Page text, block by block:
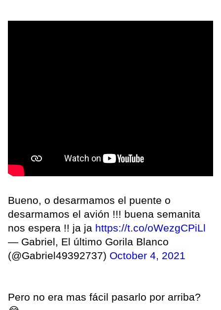
Bueno, o desarmamos el puente o
desarmamos el avión !!! buena semanita
nos espera !! ja ja https://t.co/oWezgCPiLl
— Gabriel, El último Gorila Blanco
(@Gabriel49392737) October 4, 2021
Pero no era mas fácil pasarlo por arriba?